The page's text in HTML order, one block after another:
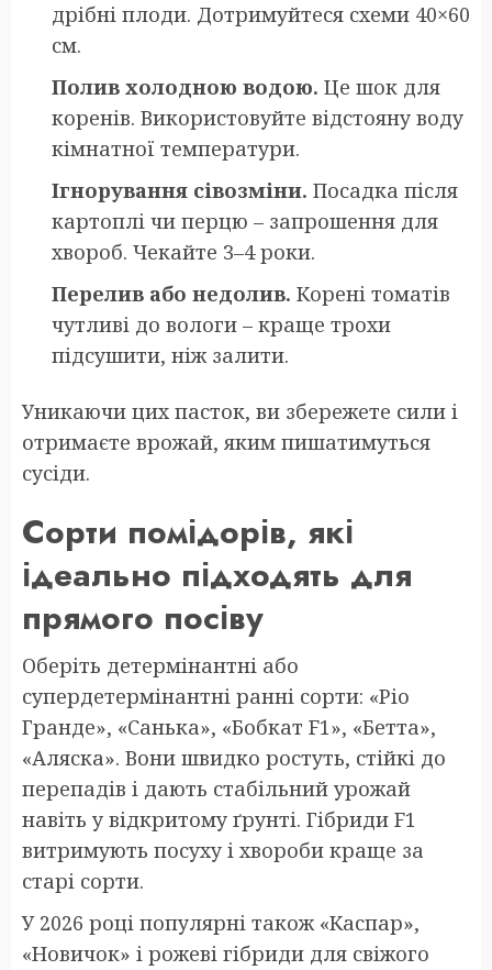
дрібні плоди. Дотримуйтеся схеми 40×60
см.
Полив холодною водою. Це шок для
коренів. Використовуйте відстояну воду
кімнатної температури.
Ігнорування сівозміни. Посадка після
картоплі чи перцю – запрошення для
хвороб. Чекайте 3–4 роки.
Перелив або недолив. Корені томатів
чутливі до вологи – краще трохи
підсушити, ніж залити.
Уникаючи цих пасток, ви збережете сили і
отримаєте врожай, яким пишатимуться
сусіди.
Сорти помідорів, які
ідеально підходять для
прямого посіву
Оберіть детермінантні або
супердетермінантні ранні сорти: «Ріо
Гранде», «Санька», «Бобкат F1», «Бетта»,
«Аляска». Вони швидко ростуть, стійкі до
перепадів і дають стабільний урожай
навіть у відкритому ґрунті. Гібриди F1
витримують посуху і хвороби краще за
старі сорти.
У 2026 році популярні також «Каспар»,
«Новичок» і рожеві гібриди для свіжого